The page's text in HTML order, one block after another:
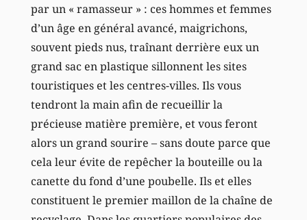
par un « ramasseur » : ces hommes et femmes
d’un âge en général avancé, maigrichons,
souvent pieds nus, traînant derrière eux un
grand sac en plastique sillonnent les sites
touristiques et les centres-villes. Ils vous
tendront la main afin de recueillir la
précieuse matière première, et vous feront
alors un grand sourire – sans doute parce que
cela leur évite de repêcher la bouteille ou la
canette du fond d’une poubelle. Ils et elles
constituent le premier maillon de la chaîne de